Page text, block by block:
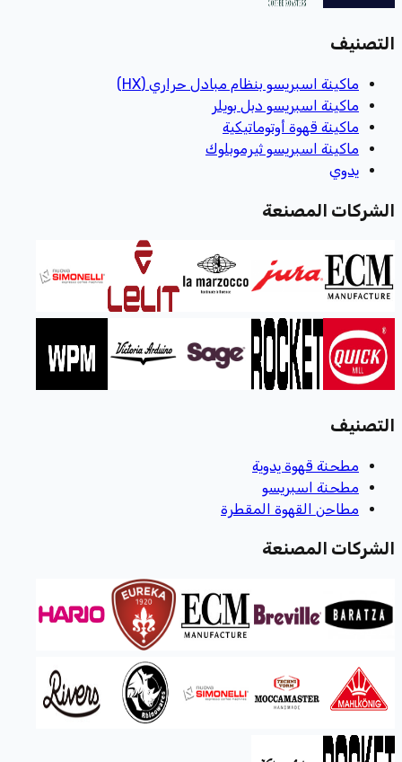
التصنيف
ماكينة اسبريسو بنظام مبادل حراري (HX)
ماكينة اسبريسو دبل بويلر
ماكينة قهوة أوتوماتيكية
ماكينة اسبريسو ثيرموبلوك
يدوي
الشركات المصنعة
التصنيف
مطحنة قهوة يدوية
مطحنة اسبريسو
مطاحن القهوة المقطرة
الشركات المصنعة